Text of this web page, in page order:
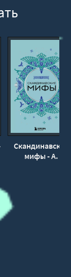
Скандинавские
мифы - А.